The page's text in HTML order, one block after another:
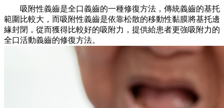
吸附性義齒是全口義齒的一種修復方法，傳統義齒的基托
範圍比較大，而吸附性義齒是依靠松散的移動性黏膜將基托邊
緣封閉，從而獲得比較好的吸附力，提供給患者更強吸附力的
全口活動義齒的修復方法。